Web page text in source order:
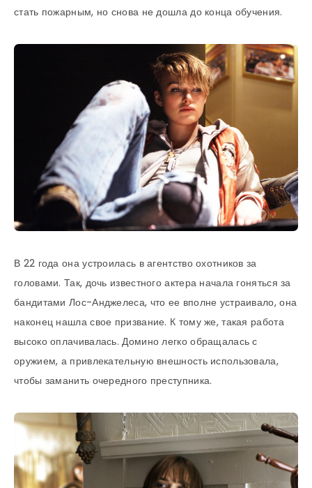
стать пожарным, но снова не дошла до конца обучения.
В 22 года она устроилась в агентство охотников за
головами. Так, дочь известного актера начала гоняться за
бандитами Лос-Анджелеса, что ее вполне устраивало, она
наконец нашла свое призвание. К тому же, такая работа
высоко оплачивалась. Домино легко обращалась с
оружием, а привлекательную внешность использовала,
чтобы заманить очередного преступника.